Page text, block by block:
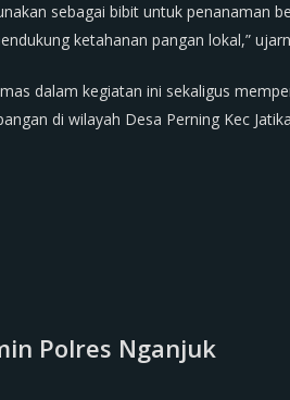
sebagai bibit untuk penanaman
ketahanan pangan lokal,”
dalam kegiatan ini sekaligus
di wilayah Desa Perning Kec
Polres Nganjuk